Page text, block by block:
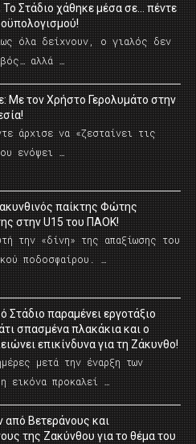
Το Στάδιο χάθηκε μέσα σε… πέντε
όλα δείχνουν, ο γιαλός δεν
αλλά …
Με τον Χρήστο Γερολυμάτο στην
άρχισε να «ζεσταίνει τις
ενόψει …
παίκτης Φώτης
στην U15 του ΠΑΟΚ!
την «δίνη» της απαξίωσης του
ποδοσφαίρου. …
Στάδιο παραμένει εργοτάξιο
σπασμένα πλακάκια και ο
επικίνδυνα για τη Ζάκυνθο!
μετά την έναρξη των
εικόνα προκαλεί …
από Βετεράνους και
της Ζακύνθου για το θέμα του